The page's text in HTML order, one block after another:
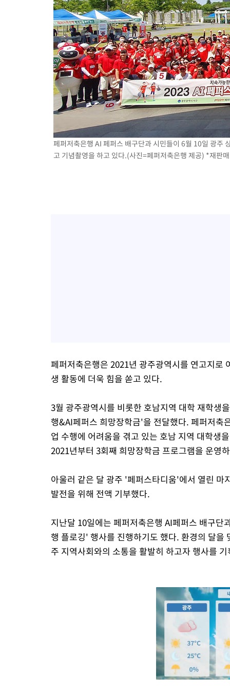
페퍼저축은행 AI 페퍼스 배구단과 시민들이 6월 10일 광주
고 기념촬영을 하고 있다.(사진=페퍼저축은행 제공) *재판
페퍼저축은행은 2021년 광주광역시를 연고지로
생 활동에 더욱 힘을 쏟고 있다.
3월 광주광역시를 비롯한 호남지역 대학 재학생
행&AI페퍼스 희망장학금'을 전달했다. 페퍼저축
업 수행에 어려움을 겪고 있는 호남 지역 대학생
2021년부터 3회째 희망장학금 프로그램을 운영
아울러 같은 달 광주 '페퍼스타디움'에서 열린 마
발전을 위해 전액 기부했다.
지난달 10일에는 페퍼저축은행 AI페퍼스 배구
행 플로깅' 행사를 진행하기도 했다. 환경의 달을
주 지역사회와의 소통을 활발히 하고자 행사를